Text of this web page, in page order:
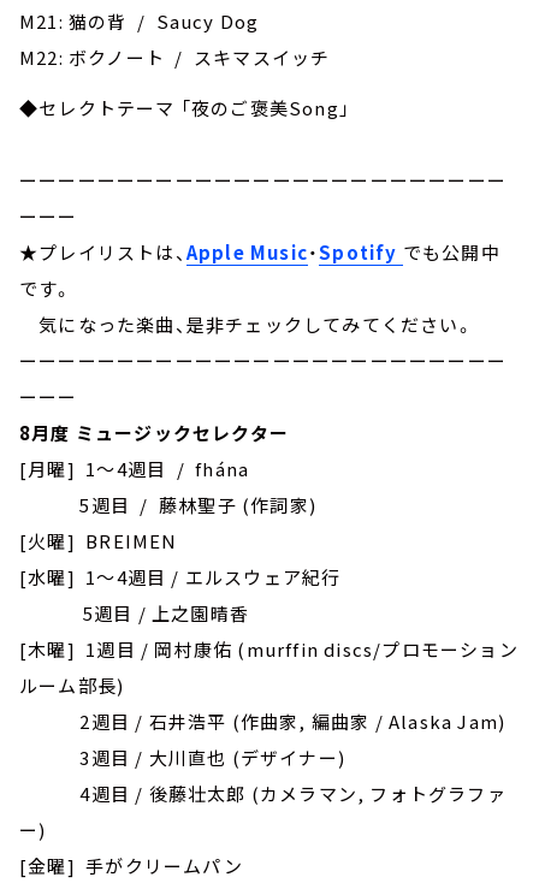
M21: 猫の背 / Saucy Dog
M22: ボクノート / スキマスイッチ
◆セレクトテーマ 「夜のご褒美Song」
ーーーーーーーーーーーーーーーーーーーーーーーーー
ーーー
★プレイリストは、Apple Music・Spotify でも公開中
です。
気になった楽曲、是非チェックしてみてください。
ーーーーーーーーーーーーーーーーーーーーーーーーー
ーーー
8月度 ミュージックセレクター
[月曜] 1～4週目 / fhána
5週目 / 藤林聖子 (作詞家)
[火曜] BREIMEN
[水曜] 1～4週目 / エルスウェア紀行
5週目 / 上之園晴香
[木曜] 1週目 / 岡村康佑 (murffin discs/プロモーション
ルーム部長)
2週目 / 石井浩平 (作曲家, 編曲家 / Alaska Jam)
3週目 / 大川直也 (デザイナー)
4週目 / 後藤壮太郎 (カメラマン, フォトグラファ
ー)
[金曜] 手がクリームパン